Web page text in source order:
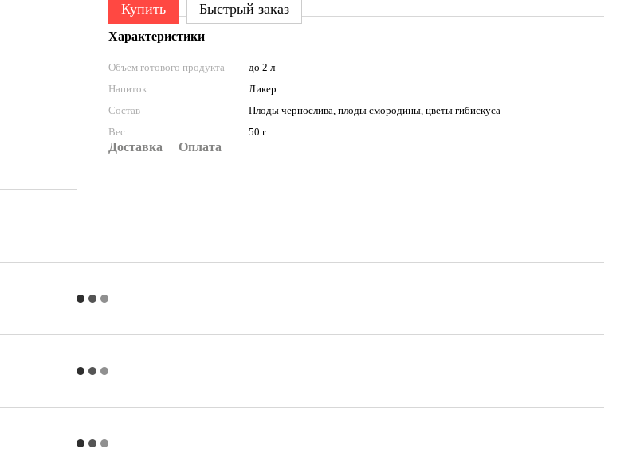
Купить Быстрый заказ
Характеристики
Объем готового продукта
до 2 л
Напиток
Ликер
Состав
Плоды чернослива, плоды смородины, цветы гибискуса
Вес
50 г
Доставка Оплата